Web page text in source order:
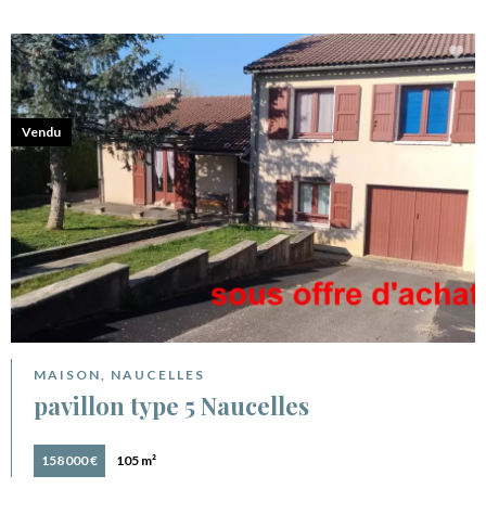
MAISON, NAUCELLES
pavillon type 5 Naucelles
158 000 € 105 m²
Vendu